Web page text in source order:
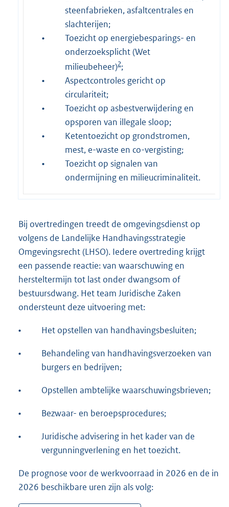
steenfabrieken, asfaltcentrales en
slachterijen;
•
Toezicht op energiebesparings- en
onderzoeksplicht (Wet
milieubeheer)2;
•
Aspectcontroles gericht op
circulariteit;
•
Toezicht op asbestverwijdering en
opsporen van illegale sloop;
•
Ketentoezicht op grondstromen,
mest, e-waste en co-vergisting;
•
Toezicht op signalen van
ondermijning en milieucriminaliteit.
Bij overtredingen treedt de omgevingsdienst op
volgens de Landelijke Handhavingsstrategie
Omgevingsrecht (LHSO). Iedere overtreding krijgt
een passende reactie: van waarschuwing en
hersteltermijn tot last onder dwangsom of
bestuursdwang. Het team Juridische Zaken
ondersteunt deze uitvoering met:
• Het opstellen van handhavingsbesluiten;
•
Behandeling van handhavingsverzoeken van
burgers en bedrijven;
• Opstellen ambtelijke waarschuwingsbrieven;
• Bezwaar- en beroepsprocedures;
•
Juridische advisering in het kader van de
vergunningverlening en het toezicht.
De prognose voor de werkvoorraad in 2026 en de in
2026 beschikbare uren zijn als volg: